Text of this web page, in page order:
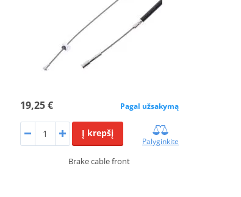
19,25 € Pagal užsakymą
Į krepšį
Palyginkite
Brake cable front